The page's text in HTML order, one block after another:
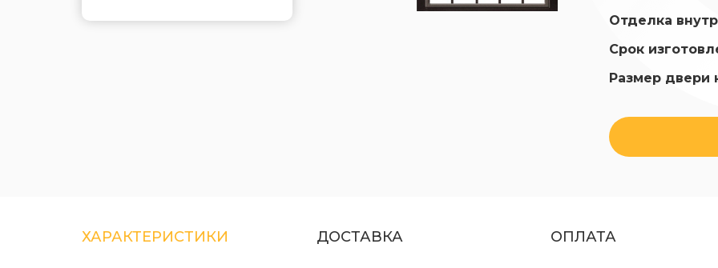
Отделка
Срок
Размер двери
ХАРАКТЕРИСТИКИ ДОСТАВКА ОПЛАТА